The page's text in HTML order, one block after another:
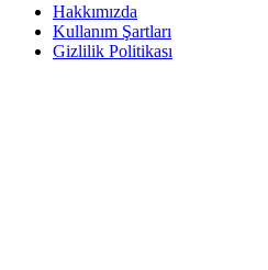
Hakkımızda
Kullanım Şartları
Gizlilik Politikası